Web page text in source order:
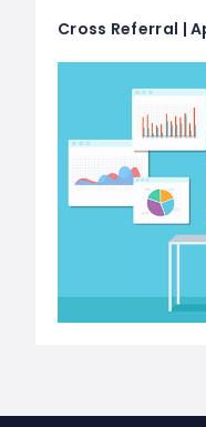
Cross Referral |